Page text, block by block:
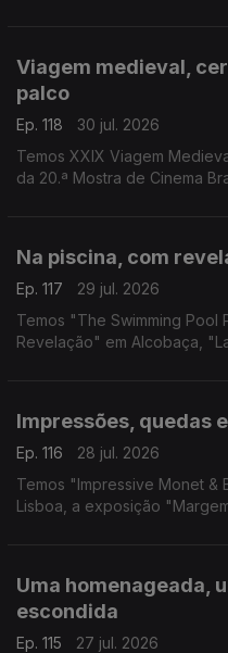
Viagem medieval,
palco
Ep. 118
30 jul. 2026
Temos XXIX Viagem
da 20.ª Mostra de Cinema
Na piscina, com
Ep. 117
29 jul. 2026
Temos "The Swimming Pool
Revelação" em Alcobaça,
Impressões, quedas
Ep. 116
28 jul. 2026
Temos "Impressive Monet &
Lisboa, a exposição
Uma homenageada,
escondida
Ep. 115
27 jul. 2026